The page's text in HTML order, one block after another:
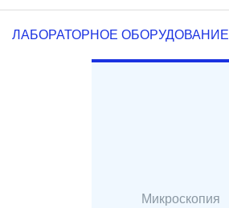
ЛАБОРАТОРНОЕ ОБОРУДОВАНИЕ
Микроскопия